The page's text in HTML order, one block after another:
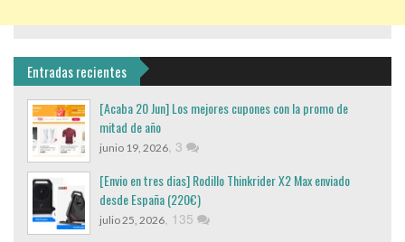
Entradas recientes
[Acaba 20 Jun] Los mejores cupones con la promo de
mitad de año
junio 19, 2026, 3
[Envio en tres dias] Rodillo Thinkrider X2 Max enviado
desde España (220€)
julio 25, 2026, 135